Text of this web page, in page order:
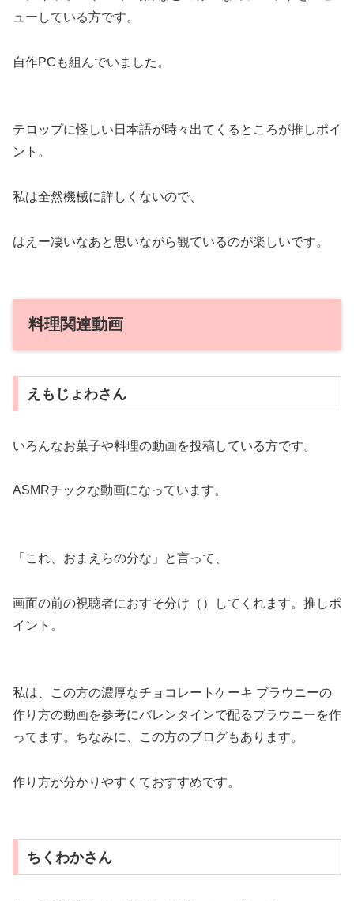
ューしている方です。
自作PCも組んでいました。
テロップに怪しい日本語が時々出てくるところが推しポイ
ント。
私は全然機械に詳しくないので、
はえー凄いなあと思いながら観ているのが楽しいです。
料理関連動画
えもじょわさん
いろんなお菓子や料理の動画を投稿している方です。
ASMRチックな動画になっています。
「これ、おまえらの分な」と言って、
画面の前の視聴者におすそ分け（）してくれます。推しポ
イント。
私は、この方の濃厚なチョコレートケーキ ブラウニーの
作り方の動画を参考にバレンタインで配るブラウニーを作
ってます。ちなみに、この方のブログもあります。
作り方が分かりやすくておすすめです。
ちくわかさん